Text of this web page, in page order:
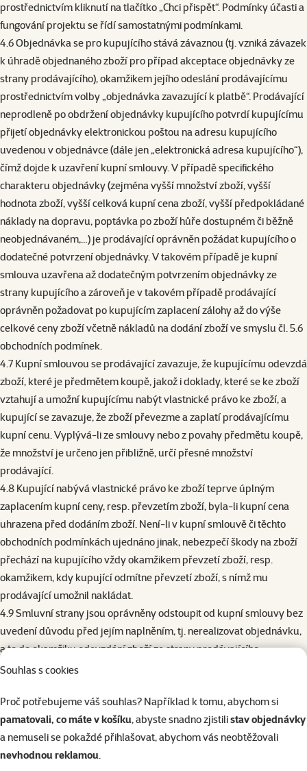
Souhlas s cookies
Proč potřebujeme váš souhlas? Například k tomu, abychom si
pamatovali, co máte v košíku, abyste snadno zjistilistav objednávky
a nemuseli se pokaždé přihlašovat, abychom vás neobtěžovali
nevhodnou reklamou.
prostřednictvím kliknutí na tlačítko „Chci přispět“. Podmínky účasti a
fungování projektu se řídí samostatnými podmínkami.
4.6 Objednávka se pro kupujícího stává závaznou (tj. vzniká závazek
k úhradě objednaného zboží pro případ akceptace objednávky ze
strany prodávajícího), okamžikem jejího odeslání prodávajícímu
prostřednictvím volby „objednávka zavazující k platbě“. Prodávající
neprodleně po obdržení objednávky kupujícího potvrdí kupujícímu
přijetí objednávky elektronickou poštou na adresu kupujícího
uvedenou v objednávce (dále jen „elektronická adresa kupujícího“),
čímž dojde k uzavření kupní smlouvy. V případě specifického
charakteru objednávky (zejména vyšší množství zboží, vyšší
hodnota zboží, vyšší celková kupní cena zboží, vyšší předpokládané
náklady na dopravu, poptávka po zboží hůře dostupném či běžně
neobjednávaném,…) je prodávající oprávněn požádat kupujícího o
dodatečné potvrzení objednávky. V takovém případě je kupní
smlouva uzavřena až dodatečným potvrzením objednávky ze
strany kupujícího a zároveň je v takovém případě prodávající
oprávněn požadovat po kupujícím zaplacení zálohy až do výše
celkové ceny zboží včetně nákladů na dodání zboží ve smyslu čl. 5.6
obchodních podmínek.
4.7 Kupní smlouvou se prodávající zavazuje, že kupujícímu odevzdá
zboží, které je předmětem koupě, jakož i doklady, které se ke zboží
vztahují a umožní kupujícímu nabýt vlastnické právo ke zboží, a
kupující se zavazuje, že zboží převezme a zaplatí prodávajícímu
kupní cenu. Vyplývá-li ze smlouvy nebo z povahy předmětu koupě,
že množství je určeno jen přibližně, určí přesné množství
prodávající.
4.8 Kupující nabývá vlastnické právo ke zboží teprve úplným
zaplacením kupní ceny, resp. převzetím zboží, byla-li kupní cena
uhrazena před dodáním zboží. Není-li v kupní smlouvě či těchto
obchodních podmínkách ujednáno jinak, nebezpečí škody na zboží
přechází na kupujícího vždy okamžikem převzetí zboží, resp.
okamžikem, kdy kupující odmítne převzetí zboží, s nímž mu
prodávající umožnil nakládat.
4.9 Smluvní strany jsou oprávněny odstoupit od kupní smlouvy bez
uvedení důvodu před jejím naplněním, tj. nerealizovat objednávku,
a to do okamžiku odevzdání zboží ze strany prodávajícího
kupujícímu. Odstoupení musí být do tohoto okamžiku zasláno
strany. Pro případ, že ze strany kupujícího došlo již k úhradě kupní
ceny za zboží, vrátí prodávající kupujícímu bez zbytečného odkladu
všechna peněžitá plnění, jež od kupujícího převzal, a to
bezhotovostně na účet určený kupujícím, případně na účet, z něhož